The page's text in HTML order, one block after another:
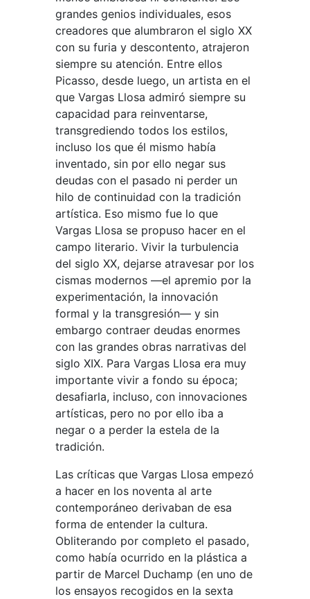
grandes genios individuales, esos
creadores que alumbraron el siglo XX
con su furia y descontento, atrajeron
siempre su atención. Entre ellos
Picasso, desde luego, un artista en el
que Vargas Llosa admiró siempre su
capacidad para reinventarse,
transgrediendo todos los estilos,
incluso los que él mismo había
inventado, sin por ello negar sus
deudas con el pasado ni perder un
hilo de continuidad con la tradición
artística. Eso mismo fue lo que
Vargas Llosa se propuso hacer en el
campo literario. Vivir la turbulencia
del siglo XX, dejarse atravesar por los
cismas modernos —el apremio por la
experimentación, la innovación
formal y la transgresión— y sin
embargo contraer deudas enormes
con las grandes obras narrativas del
siglo XIX. Para Vargas Llosa era muy
importante vivir a fondo su época;
desafiarla, incluso, con innovaciones
artísticas, pero no por ello iba a
negar o a perder la estela de la
tradición.
Las críticas que Vargas Llosa empezó
a hacer en los noventa al arte
contemporáneo derivaban de esa
forma de entender la cultura.
Obliterando por completo el pasado,
como había ocurrido en la plástica a
partir de Marcel Duchamp (en uno de
los ensayos recogidos en la sexta